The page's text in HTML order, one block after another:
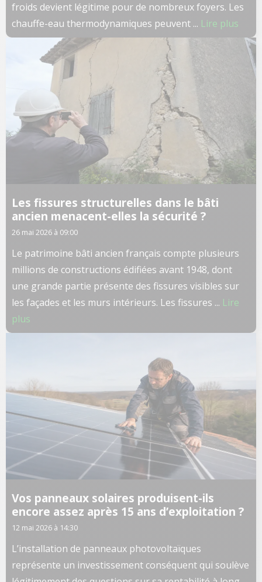
froids devient légitime pour de nombreux foyers. Les
chauffe-eau thermodynamiques peuvent ... Lire plus
Les fissures structurelles dans le bâti
ancien menacent-elles la sécurité ?
26 mai 2026 à 09:00
Le patrimoine bâti ancien français compte plusieurs
millions de constructions édifiées avant 1948, dont
une grande partie présente des fissures visibles sur
les façades et les murs intérieurs. Les fissures ... Lire
plus
Vos panneaux solaires produisent-ils
encore assez après 15 ans d’exploitation ?
12 mai 2026 à 14:30
L’installation de panneaux photovoltaïques
représente un investissement conséquent qui soulève